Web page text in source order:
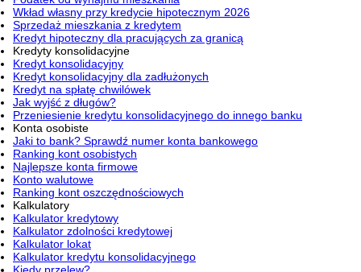
Wkład własny przy kredycie hipotecznym 2026
Sprzedaż mieszkania z kredytem
Kredyt hipoteczny dla pracujących za granicą
Kredyty konsolidacyjne
Kredyt konsolidacyjny
Kredyt konsolidacyjny dla zadłużonych
Kredyt na spłatę chwilówek
Jak wyjść z długów?
Przeniesienie kredytu konsolidacyjnego do innego banku
Konta osobiste
Jaki to bank? Sprawdź numer konta bankowego
Ranking kont osobistych
Najlepsze konta firmowe
Konto walutowe
Ranking kont oszczędnościowych
Kalkulatory
Kalkulator kredytowy
Kalkulator zdolności kredytowej
Kalkulator lokat
Kalkulator kredytu konsolidacyjnego